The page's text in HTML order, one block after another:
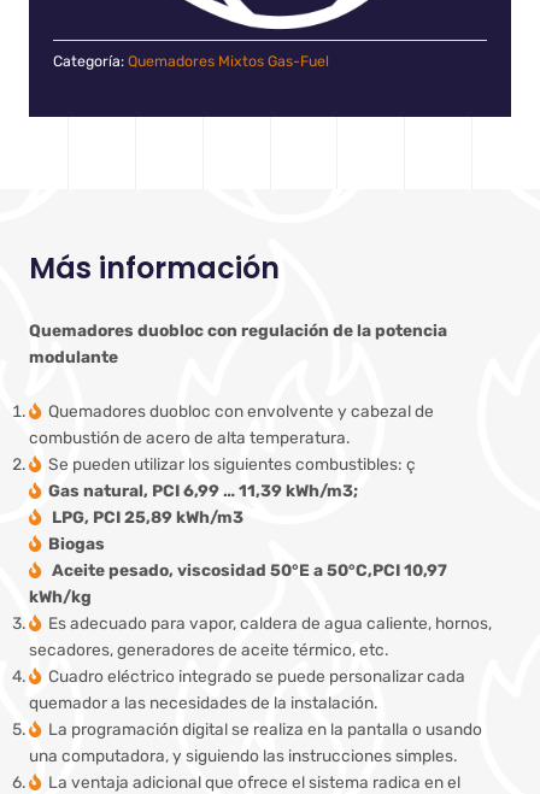
Categoría: Quemadores Mixtos Gas-Fuel
Más información
Quemadores duobloc con regulación de la potencia
modulante
Quemadores duobloc con envolvente y cabezal de
combustión de acero de alta temperatura.
Se pueden utilizar los siguientes combustibles: ç
Gas natural, PCI 6,99 … 11,39 kWh/m3;
LPG, PCI 25,89 kWh/m3
Biogas
Aceite pesado, viscosidad 50°E a 50°C,PCI 10,97
kWh/kg
Es adecuado para vapor, caldera de agua caliente, hornos,
secadores, generadores de aceite térmico, etc.
Cuadro eléctrico integrado se puede personalizar cada
quemador a las necesidades de la instalación.
La programación digital se realiza en la pantalla o usando
una computadora, y siguiendo las instrucciones simples.
La ventaja adicional que ofrece el sistema radica en el